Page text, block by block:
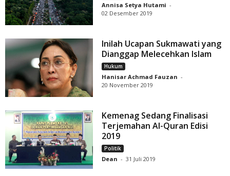
Annisa Setya Hutami -
02 Desember 2019
Inilah Ucapan Sukmawati yang
Dianggap Melecehkan Islam
Hukum
Hanisar Achmad Fauzan -
20 November 2019
Kemenag Sedang Finalisasi
Terjemahan Al-Quran Edisi
2019
Politik
Dean - 31 Juli 2019